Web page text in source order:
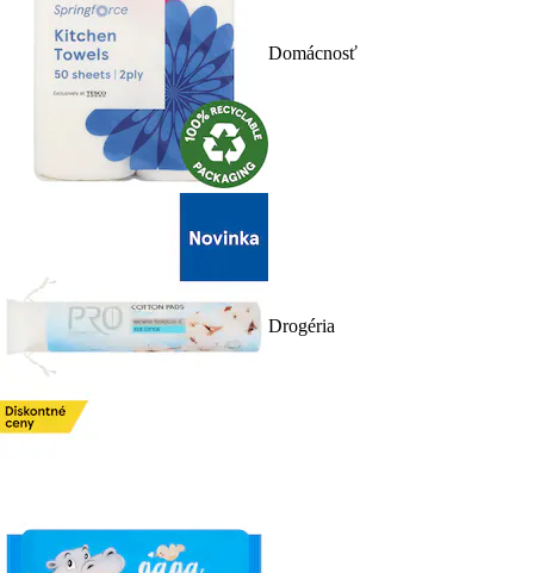
Domácnosť
Drogéria